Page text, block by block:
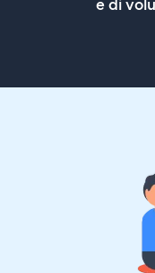
e di